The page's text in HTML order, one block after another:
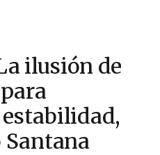
ilusión de